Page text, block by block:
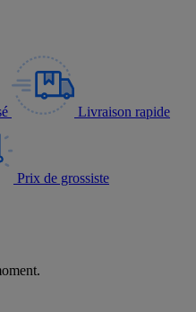
Livraison rapide
Prix de grossiste